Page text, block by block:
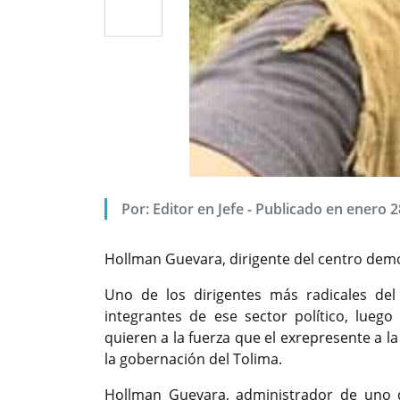
Por: Editor en Jefe - Publicado en enero
Hollman Guevara, dirigente del centro
Uno de los dirigentes más radicales
integrantes de ese sector político,
quieren a la fuerza que el exrepresente a
la gobernación del Tolima.
Hollman Guevara, administrador de